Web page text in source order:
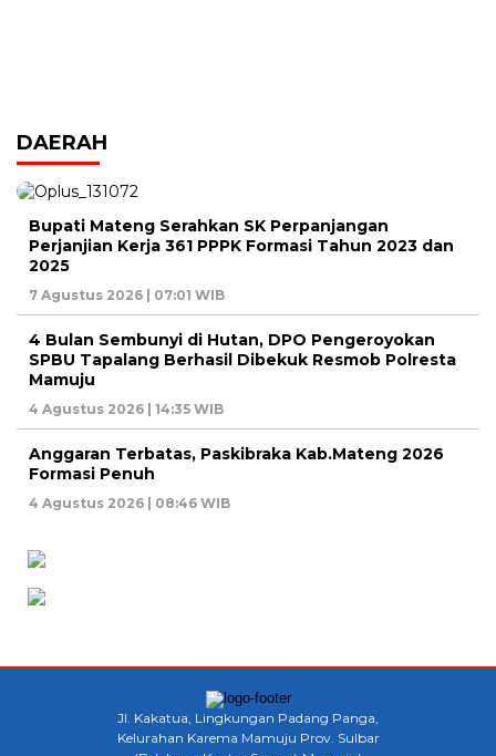
DAERAH
Bupati Mateng Serahkan SK Perpanjangan
Perjanjian Kerja 361 PPPK Formasi Tahun 2023 dan
2025
7 Agustus 2026 | 07:01 WIB
4 Bulan Sembunyi di Hutan, DPO Pengeroyokan
SPBU Tapalang Berhasil Dibekuk Resmob Polresta
Mamuju
4 Agustus 2026 | 14:35 WIB
Anggaran Terbatas, Paskibraka Kab.Mateng 2026
Formasi Penuh
4 Agustus 2026 | 08:46 WIB
Jl. Kakatua, Lingkungan Padang Panga,
Kelurahan Karema Mamuju Prov. Sulbar